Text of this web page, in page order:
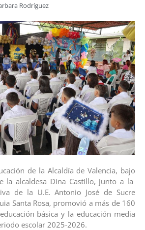
Rodríguez
de la Alcaldía de Valencia, bajo
la alcaldesa Dina Castillo, junto a la
de la U.E. Antonio José de Sucre
Santa Rosa, promovió a más de 160
básica y la educación media
escolar 2025-2026.